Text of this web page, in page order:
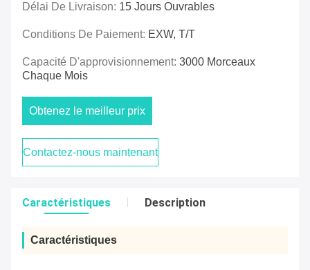
Délai De Livraison: 15 Jours Ouvrables
Conditions De Paiement: EXW, T/T
Capacité D'approvisionnement: 3000 Morceaux
Chaque Mois
Obtenez le meilleur prix
Contactez-nous maintenant
Caractéristiques Description
Caractéristiques